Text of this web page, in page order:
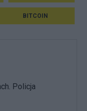
BITCOIN
Policja